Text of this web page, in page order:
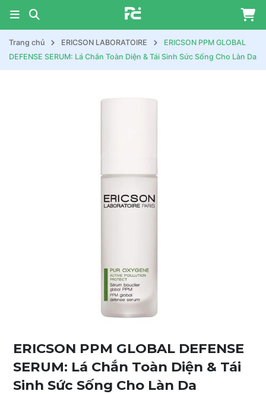
Trang chủ ERICSON LABORATOIRE
ERICSON PPM GLOBAL
DEFENSE SERUM: Lá Chắn Toàn Diện & Tái Sinh Sức Sống Cho Làn Da
ERICSON PPM GLOBAL DEFENSE
SERUM: Lá Chắn Toàn Diện & Tái
Sinh Sức Sống Cho Làn Da